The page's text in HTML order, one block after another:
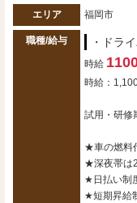
エリア 福岡市
職種/給与 ・ドラ
時給
時給：
試用・研修
★車の燃料
★深夜帯は
★日払い制
★短期昇給